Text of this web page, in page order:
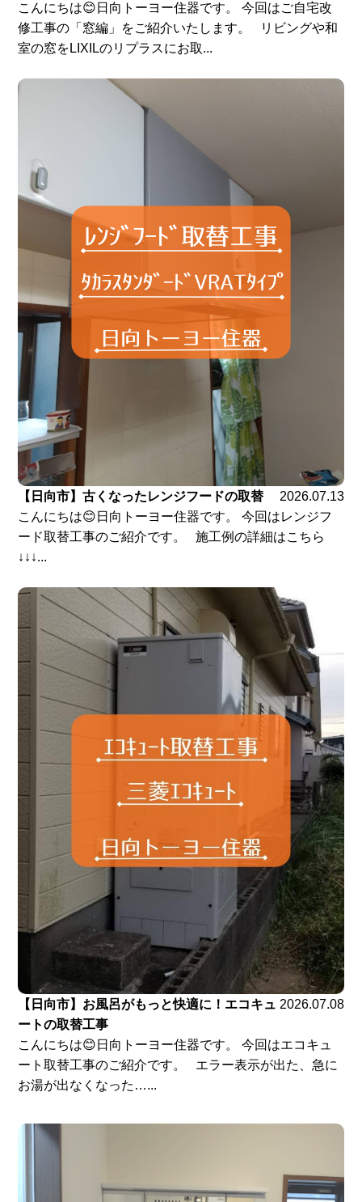
こんにちは😊日向トーヨー住器です。 今回はご自宅改
修工事の「窓編」をご紹介いたします。 リビングや和
室の窓をLIXILのリプラスにお取...
【日向市】古くなったレンジフードの取替
2026.07.13
こんにちは😊日向トーヨー住器です。 今回はレンジフ
ード取替工事のご紹介です。 施工例の詳細はこちら
↓↓↓...
【日向市】お風呂がもっと快適に！エコキュ
ートの取替工事
2026.07.08
こんにちは😊日向トーヨー住器です。 今回はエコキュ
ート取替工事のご紹介です。 エラー表示が出た、急に
お湯が出なくなった…...